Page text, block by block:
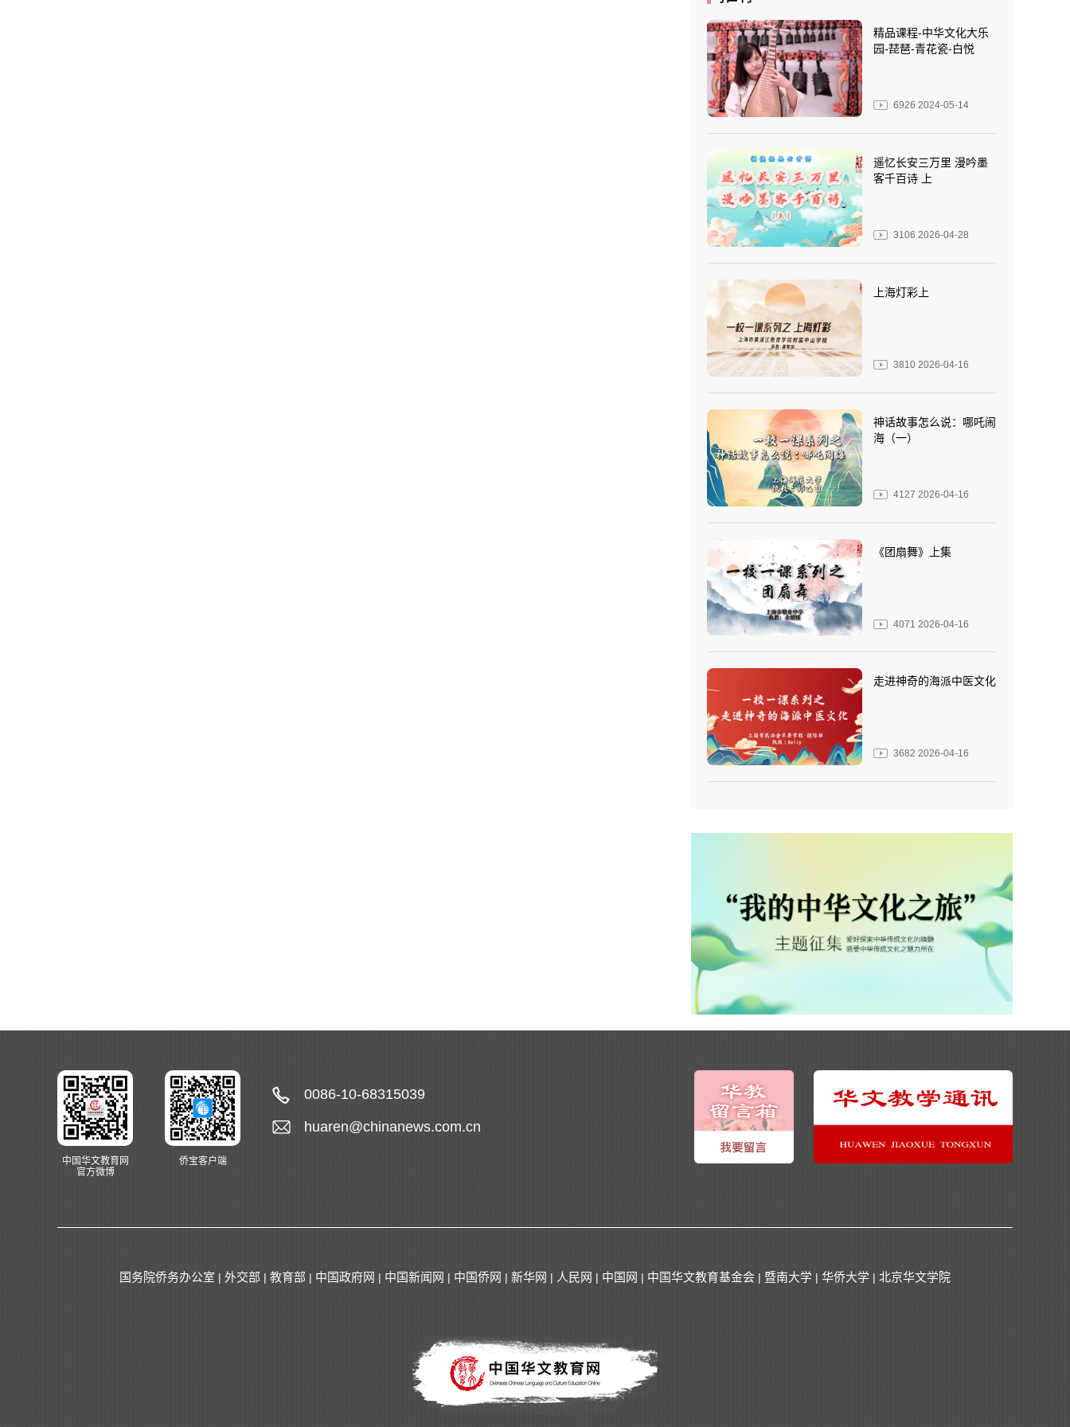
精品课程-中华文化大乐
园-琵琶-青花瓷-白悦
6926 2024-05-14
遥忆长安三万里 漫吟墨
客千百诗 上
3106 2026-04-28
上海灯彩上
3810 2026-04-16
神话故事怎么说：哪吒闹
海（一）
4127 2026-04-16
《团扇舞》上集
4071 2026-04-16
走进神奇的海派中医文化
3682 2026-04-16
中国华文教育网
官方微博
侨宝客户端
0086-10-68315039
huaren@chinanews.com.cn
国务院侨务办公室 | 外交部 | 教育部 | 中国政府网 | 中国新闻网 | 中国侨网 | 新华网 | 人民网 | 中国网 | 中国华文教育基金会 | 暨南大学 | 华侨大学 | 北京华文学院